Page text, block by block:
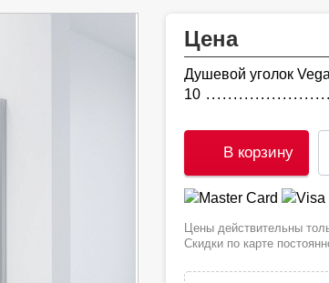
Цена
Душевой уголок
10
В корзину
Цены действительны
Скидки по карте